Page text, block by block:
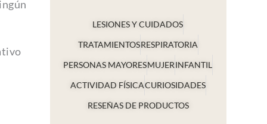
LESIONES Y CUIDADOS
TRATAMIENTOSRESPIRATORIA
PERSONAS MAYORESMUJERINFANTIL
ACTIVIDAD FÍSICACURIOSIDADES
RESEÑAS DE PRODUCTOS